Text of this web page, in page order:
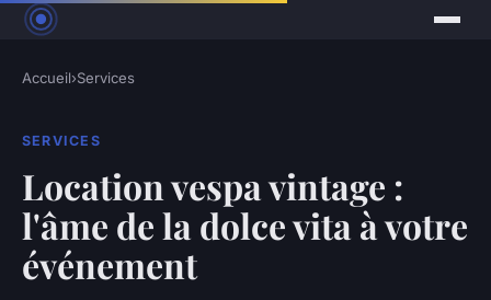
Accueil›Services
SERVICES
Location vespa vintage :
l'âme de la dolce vita à votre
événement